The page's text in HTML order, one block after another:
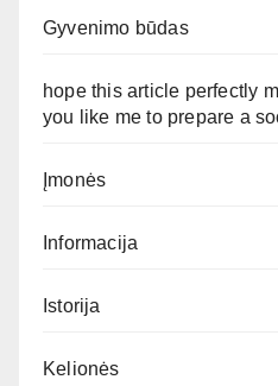
Gyvenimo būdas
hope this article perfectly
you like me to prepare a
Įmonės
Informacija
Istorija
Kelionės